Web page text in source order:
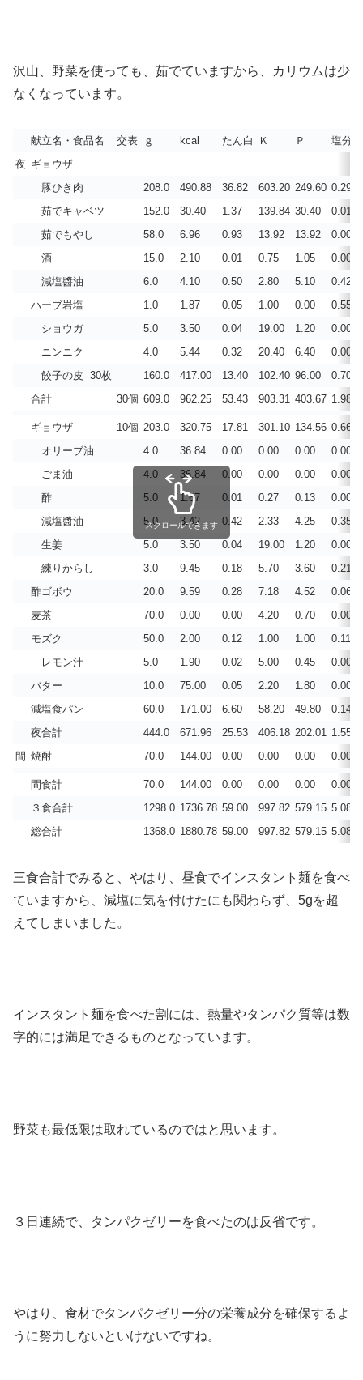
沢山、野菜を使っても、茹でていますから、カリウムは少
なくなっています。
献立名・食品名 交表 ｇ kcal たん白 Ｋ Ｐ
塩分
夜 ギョウザ
豚ひき肉
208.0 490.88 36.82 603.20 249.60 0.297
茹でキャベツ
152.0 30.40 1.37 139.84 30.40
0.011
茹でもやし
58.0 6.96 0.93 13.92 13.92
0.003
酒
15.0 2.10 0.01 0.75 1.05
0.000
減塩醬油
6.0 4.10 0.50 2.80 5.10
0.420
ハーブ岩塩
1.0 1.87 0.05 1.00 0.00
0.550
ショウガ
5.0 3.50 0.04 19.00 1.20
0.001
ニンニク
4.0 5.44 0.32 20.40 6.40
0.001
餃子の皮 30枚
160.0 417.00 13.40 102.40 96.00
0.700
合計
30個 609.0 962.25 53.43 903.31 403.67 1.983
ギョウザ 10個 203.0 320.75 17.81 301.10 134.56 0.661
オリーブ油
4.0 36.84 0.00 0.00 0.00
0.000
ごま油
4.0 36.84 0.00 0.00 0.00
0.000
酢
5.0 1.67 0.01 0.27 0.13
0.001
減塩醬油
5.0 3.42 0.42 2.33 4.25
0.350
生姜
5.0 3.50 0.04 19.00 1.20
0.001
練りからし
3.0 9.45 0.18 5.70 3.60
0.218
酢ゴボウ
20.0 9.59 0.28 7.18 4.52
0.067
麦茶
70.0 0.00 0.00 4.20 0.70
0.000
モズク
50.0 2.00 0.12 1.00 1.00
0.113
レモン汁
5.0 1.90 0.02 5.00 0.45
0.001
バター
10.0 75.00 0.05 2.20 1.80
0.004
減塩食パン
60.0 171.00 6.60 58.20 49.80
0.140
夜合計
444.0 671.96 25.53 406.18 202.01 1.556
間 焼酎 70.0 144.00 0.00 0.00 0.00 0.003
間食計 70.0 144.00 0.00 0.00 0.00
0.003
３食合計
1298.0 1736.78 59.00 997.82 579.15 5.086
総合計
1368.0 1880.78 59.00 997.82 579.15 5.089
スクロールできます
三食合計でみると、やはり、昼食でインスタント麺を食べ
ていますから、減塩に気を付けたにも関わらず、5gを超
えてしまいました。
インスタント麺を食べた割には、熱量やタンパク質等は数
字的には満足できるものとなっています。
野菜も最低限は取れているのではと思います。
３日連続で、タンパクゼリーを食べたのは反省です。
やはり、食材でタンパクゼリー分の栄養成分を確保するよ
うに努力しないといけないですね。